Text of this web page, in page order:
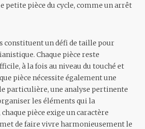
petite pièce du cycle, comme un arrêt
constituent un défi de taille pour
Chaque pièce reste
à la fois au niveau du touché et
pièce nécessite également une
particulière, une analyse pertinente
les éléments qui la
pièce exige un caractère
de faire vivre harmonieusement le